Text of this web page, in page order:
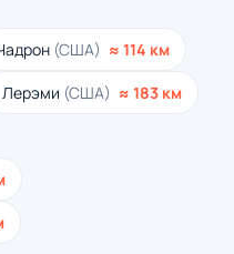
(США) ≈ 114 км
Лерэми (США) ≈ 183 км